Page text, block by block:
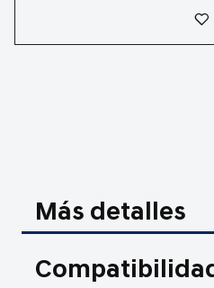
Más detalles